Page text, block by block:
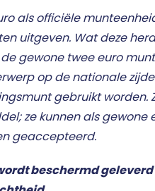
als officiële
uitgeven. Wat deze
gewone twee euro
op de nationale
gebruikt worden.
ze kunnen als gewone
geaccepteerd.
beschermd